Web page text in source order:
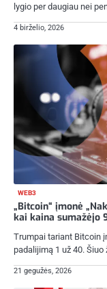
lygio per daugiau nei
4 birželio, 2026
WEB3
„Bitcoin“ įmonė
kai kaina sumažėjo
Trumpai tariant Bitcoin
padalijimą 1 už 40.
21 gegužės, 2026